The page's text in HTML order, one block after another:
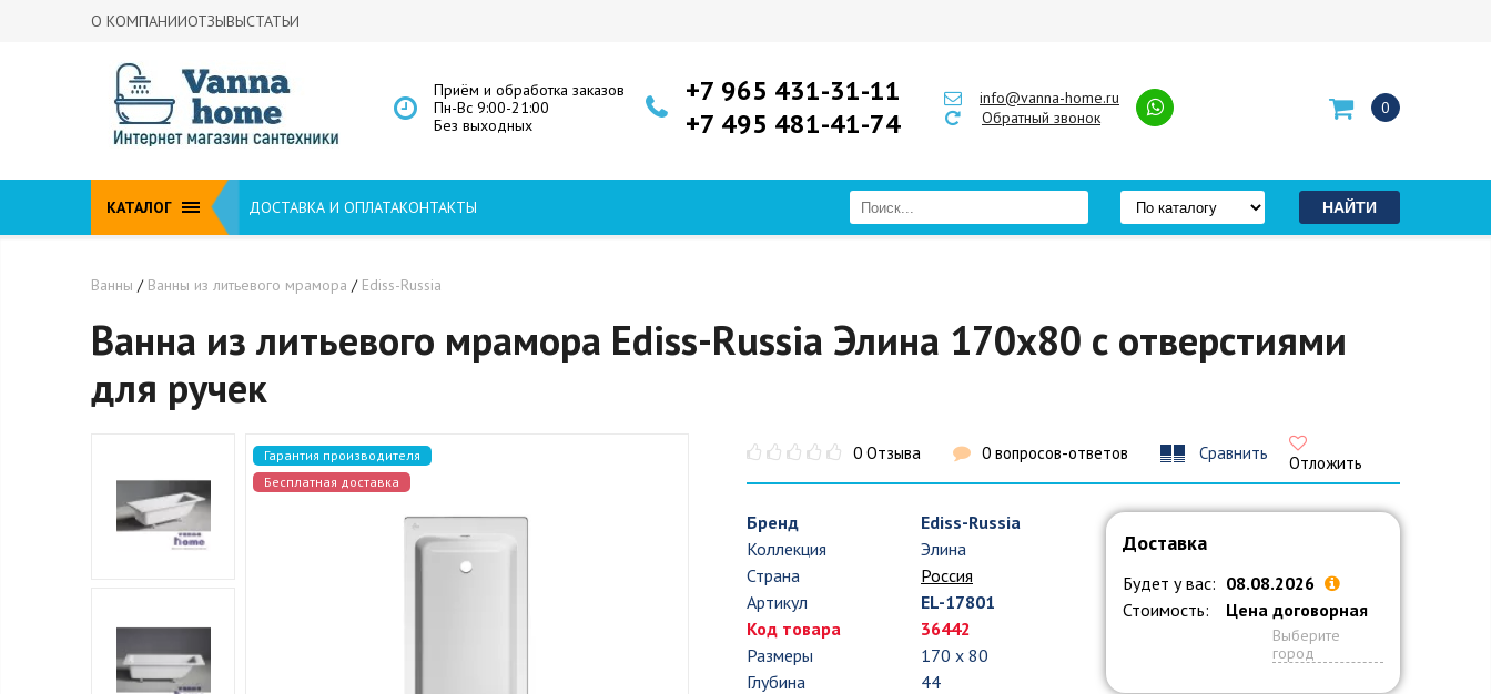
О КОМПАНИИОТЗЫВЫСТАТЬИ
Приём и обработка заказов
Пн-Вс 9:00-21:00
Без выходных
+7 965 431-31-11
+7 495 481-41-74
info@vanna-home.ru
Обратный звонок
0
КАТАЛОГ ДОСТАВКА И ОПЛАТАКОНТАКТЫ
Ванны / Ванны из литьевого мрамора / Ediss-Russia
Ванна из литьевого мрамора Ediss-Russia Элина 170x80 с отверстиями
для ручек
Бесплатная доставка
Гарантия производителя 0 Отзыва 0 вопросов-ответов Сравнить Отложить
Бренд
Ediss-Russia
Коллекция
Элина
Страна
Россия
Артикул
EL-17801
Код товара
36442
Размеры
170 x 80
Глубина
44
Доставка
Будет у вас: 08.08.2026
Стоимость:
Цена договорная
Выберите
город